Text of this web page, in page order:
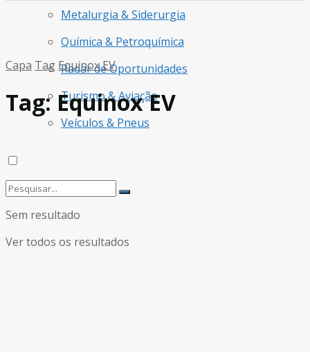
Metalurgia & Siderurgia
Química & Petroquímica
Radar de Oportunidades
Turismo & Aviação
Veículos & Pneus
Sem resultado
Ver todos os resultados
Capa Tag Equinox EV
Tag:Equinox EV